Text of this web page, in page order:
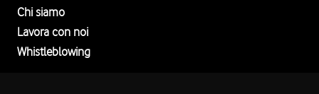
Chi siamo
Lavora con noi
Whistleblowing